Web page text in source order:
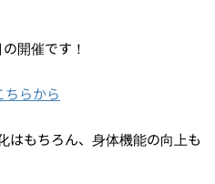
開催です！
らから
はもちろん、身体機能の向上も